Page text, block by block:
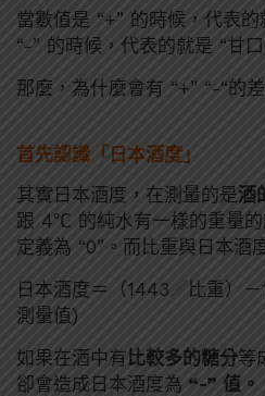
當數值是 “+” 的時候，代表
“-” 的時候，代表的就是 “甘口
那麼，為什麼會有 “+” “-“的
首先認識「 日本酒度 」
其實日本酒度，在測量的是酒
跟 4℃ 的純水有一樣的重量
定義為 “0”。而比重與日本酒
日本酒度＝（1443／比重）
測量值)
如果在酒中有比較多的糖分等
卻會造成日本酒度為 “-” 值。